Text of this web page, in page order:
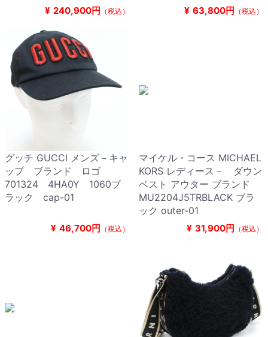
¥ 240,900円 （税込） ¥ 63,800円 （税込）
グッチ GUCCI メンズ－キャ
ップ ブランド ロゴ
701324 4HA0Y 1060ブ
ラック cap-01
¥ 46,700円 （税込）
マイケル・コース MICHAEL
KORS レディース－ ダウン
ベスト アウター ブランド
MU2204J5TRBLACK ブラ
ック outer-01
¥ 31,900円 （税込）